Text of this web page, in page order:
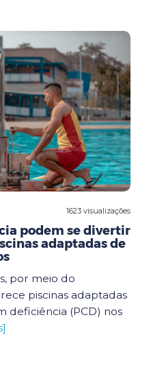
1623 visualizações
podem se divertir
adaptadas de
por meio do
piscinas adaptadas
deficiência (PCD) nos